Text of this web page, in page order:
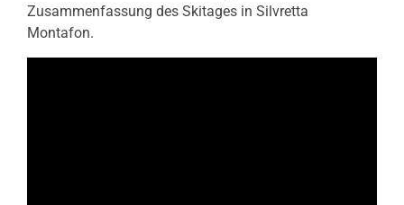
Zusammenfassung des Skitages in Silvretta
Montafon.